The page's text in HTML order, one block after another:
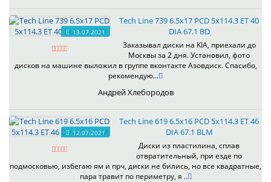
13.07.2021
Tech Line 739 6.5x17 PCD 5x114.3 ET 40
DIA 67.1 BD
Заказывал диски на KIA, приехали до
Москвы за 2 дня. Установил, фото
дисков на машине выложил в группе вконтакте Азовдиск. Спасибо,
рекомендую...
Андрей Хлебородов
12.07.2021
Tech Line 619 6.5x16 PCD 5x114.3 ET 46
DIA 67.1 BLM
Диски из пластилина, сплав
отвратительный, при езде по
подмосковью, избегаю ям и прч, диски не бились, но все квадратные,
пара травит по периметру, я ..